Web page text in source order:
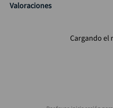
Valoraciones
Cargando